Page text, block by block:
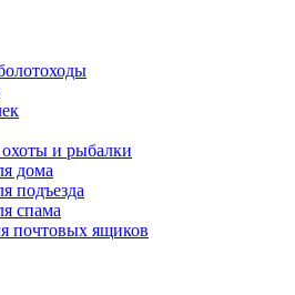
и рыбалки
дома
подъезда
спама
почтовых ящиков